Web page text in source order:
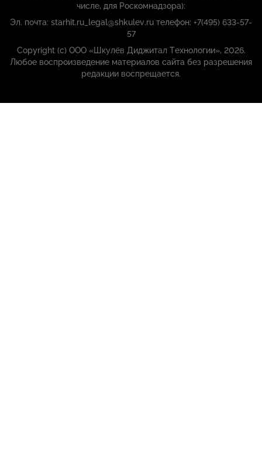
числе, для Роскомнадзора):
Эл. почта: starhit.ru_legal@shkulev.ru телефон: +7(495) 633-57-
57
Copyright (с) ООО «Шкулёв Диджитал Технологии», 2026.
Любое воспроизведение материалов сайта без разрешения
редакции воспрещается.